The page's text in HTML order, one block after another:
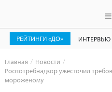
РЕЙТИНГИ «ДО» ИНТЕРВЬЮ
Главная
Новости
Роспотребнадзор ужесточил
мороженому